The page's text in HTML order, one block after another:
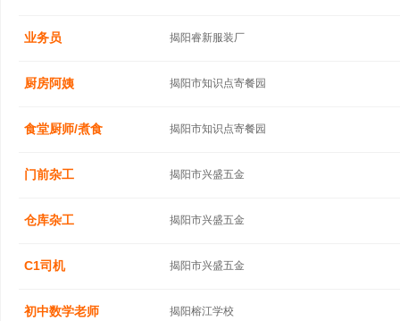
业务员 揭阳睿新服装厂
厨房阿姨 揭阳市知识点寄餐园
食堂厨师/煮食 揭阳市知识点寄餐园
门前杂工 揭阳市兴盛五金
仓库杂工 揭阳市兴盛五金
C1司机 揭阳市兴盛五金
初中数学老师 揭阳榕江学校